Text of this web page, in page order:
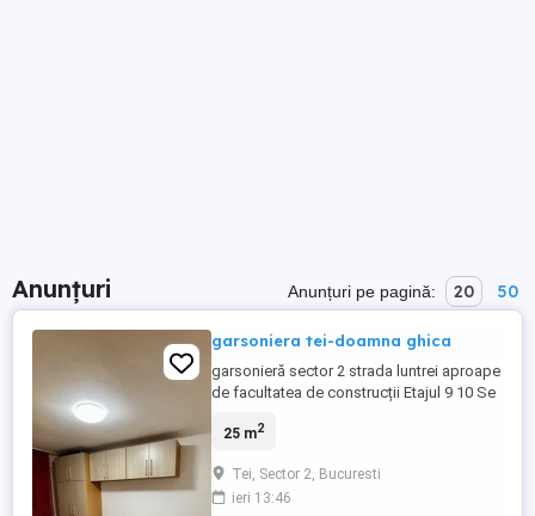
Anunțuri Anunțuri pe pagină: 20 50
garsoniera tei-doamna ghica
garsonieră sector 2 strada luntrei aproape
de facultatea de construcții Etajul 9 10 Se
25 m2
Tei, Sector 2, Bucuresti
ieri 13:46